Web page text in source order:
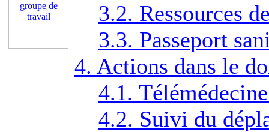
3.2. Ressources
3.3. Passeport
4. Actions dans le
4.1.
4.2. Suivi du